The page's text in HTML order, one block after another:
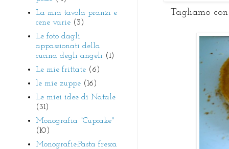
Tagliamo
La mia tavola pranzi e
cene varie (3)
Le foto dagli
appassionati della
cucina degli angeli (1)
Le mie frittate (6)
le mie zuppe (16)
Le miei idee di Natale
(31)
Monografia "Cupcake"
(10)
Monografie:Pasta fresca